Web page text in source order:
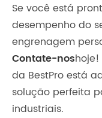
Se você está
desempenho do
engrenagem
Contate-nos
da BestPro está
solução perfeita
industriais.